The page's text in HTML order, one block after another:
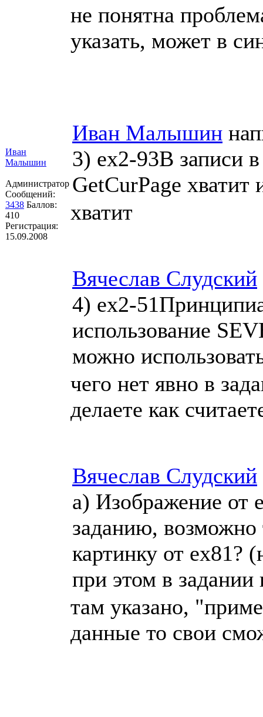
Иван
Малышин
Администратор
Сообщений:
3438 Баллов:
410
Регистрация:
15.09.2008
не понятна
указать, может в
Иван Малышин
3) ex2-93В записи
GetCurPage
хватит
Вячеслав Слудский
4) ex2-
использование
можно
чего нет явно в
делаете как
Вячеслав Слудский
a) Изображение от
заданию, возможно
картинку от ex81?
при этом в
там указано,
данные то свои